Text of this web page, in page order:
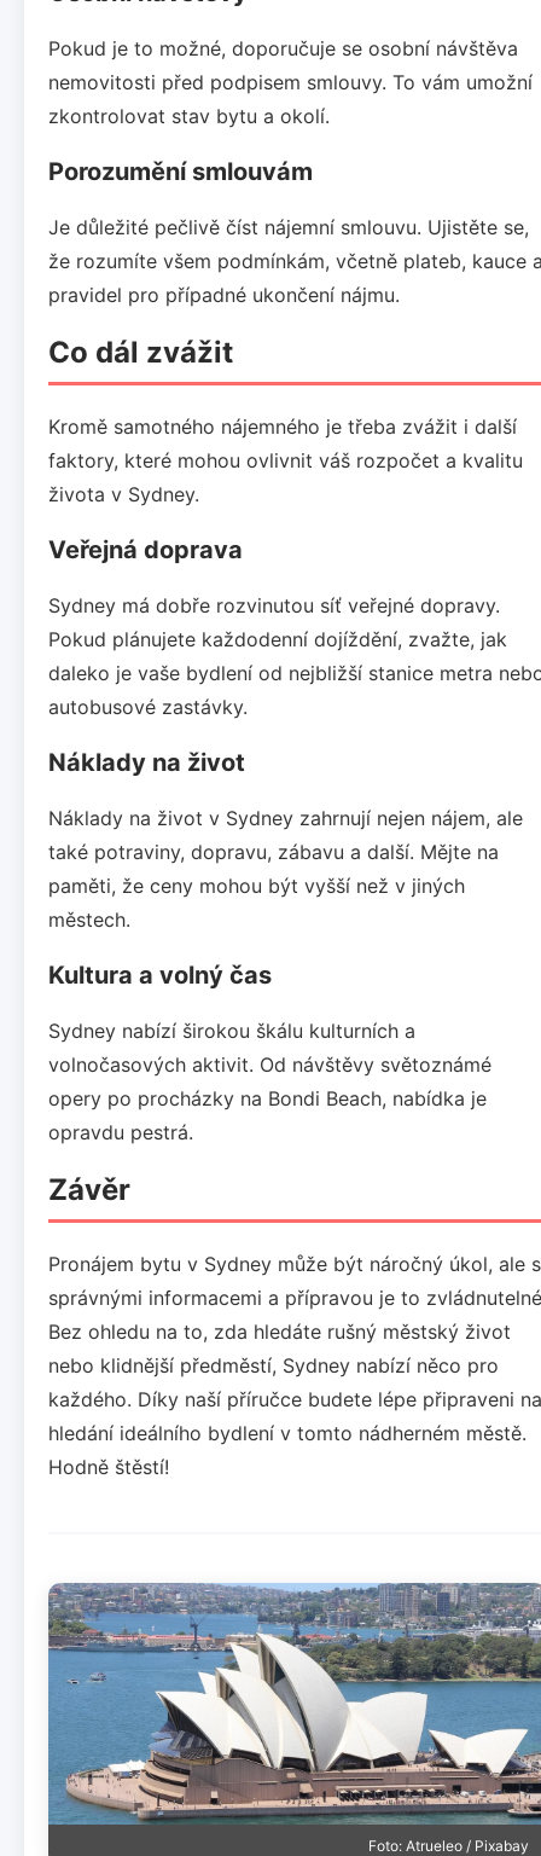
Pokud je to možné, doporučuje se osobní návštěva
nemovitosti před podpisem smlouvy. To vám umožní
zkontrolovat stav bytu a okolí.
Porozumění smlouvám
Je důležité pečlivě číst nájemní smlouvu. Ujistěte se,
že rozumíte všem podmínkám, včetně plateb, kauce
pravidel pro případné ukončení nájmu.
Co dál zvážit
Kromě samotného nájemného je třeba zvážit i další
faktory, které mohou ovlivnit váš rozpočet a kvalitu
života v Sydney.
Veřejná doprava
Sydney má dobře rozvinutou síť veřejné dopravy.
Pokud plánujete každodenní dojíždění, zvažte, jak
daleko je vaše bydlení od nejbližší stanice metra
autobusové zastávky.
Náklady na život
Náklady na život v Sydney zahrnují nejen nájem, ale
také potraviny, dopravu, zábavu a další. Mějte na
paměti, že ceny mohou být vyšší než v jiných
městech.
Kultura a volný čas
Sydney nabízí širokou škálu kulturních a
volnočasových aktivit. Od návštěvy světoznámé
opery po procházky na Bondi Beach, nabídka je
opravdu pestrá.
Závěr
Pronájem bytu v Sydney může být náročný úkol, ale s
správnými informacemi a přípravou je to
Bez ohledu na to, zda hledáte rušný městský život
nebo klidnější předměstí, Sydney nabízí něco pro
každého. Díky naší příručce budete lépe připraveni na
hledání ideálního bydlení v tomto nádherném městě.
Hodně štěstí!
Foto: Atrueleo / Pixabay